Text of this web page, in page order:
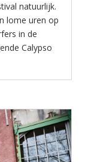
natuurlijk.
lome uren op
in de
Calypso